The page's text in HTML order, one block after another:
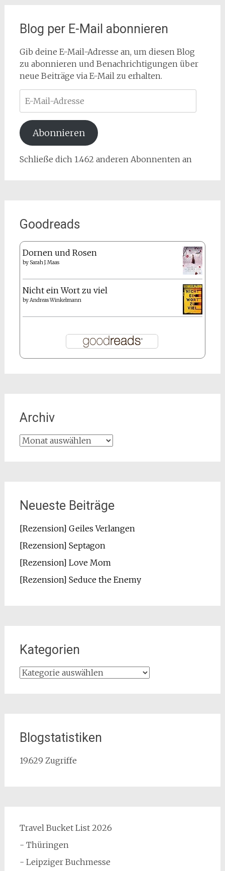
Blog per E-Mail abonnieren
Gib deine E-Mail-Adresse an, um diesen Blog
zu abonnieren und Benachrichtigungen über
neue Beiträge via E-Mail zu erhalten.
Mail-
Adresse
Abonnieren
Schließe dich 1.462 anderen Abonnenten an
Goodreads
Dornen und Rosen
by Sarah J. Maas
Nicht ein Wort zu viel
byAndreas Winkelmann
Archiv
Archiv
Neueste Beiträge
[Rezension] Geiles Verlangen
[Rezension] Septagon
[Rezension] Love Mom
[Rezension] Seduce the Enemy
Kategorien
Kategorien
Blogstatistiken
19.629 Zugriffe
Travel Bucket List 2026
- Thüringen
- Leipziger Buchmesse